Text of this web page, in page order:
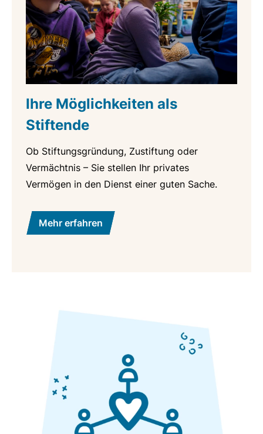
Ihre Möglichkeiten als
Stiftende
Ob Stiftungsgründung, Zustiftung oder
Vermächtnis – Sie stellen Ihr privates
Vermögen in den Dienst einer guten Sache.
Mehr erfahren